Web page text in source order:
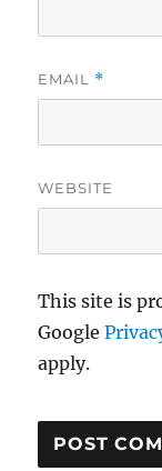
EMAIL *
WEBSITE
This site is
Google
apply.